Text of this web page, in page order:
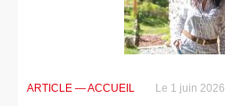
ARTICLE — ACCUEIL Le 1 juin 2026